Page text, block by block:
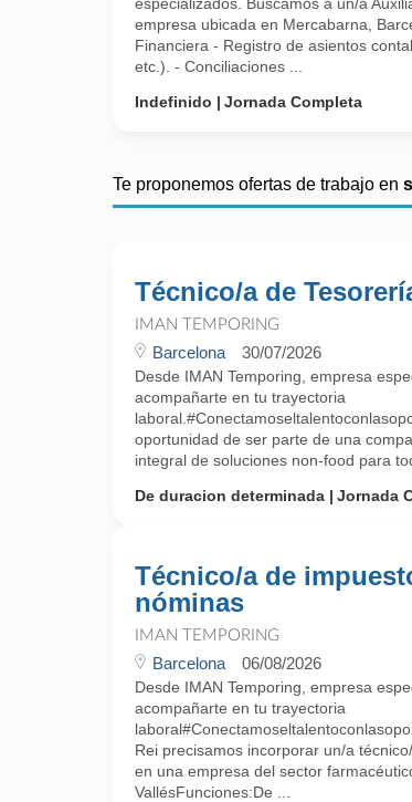
empresa ubicada en Mercabarna,
Financiera - Registro de asientos
etc.). - Conciliaciones ...
Indefinido
Jornada Completa
Te proponemos ofertas de trabajo en
Técnico/a de
IMAN TEMPORING
Barcelona 30/07/2026
Desde IMAN Temporing, empresa
acompañarte en tu trayectoria
oportunidad de ser parte de una
integral de soluciones non-food para
De duracion determinada
Jornada
Técnico/a de
nóminas
IMAN TEMPORING
Barcelona 06/08/2026
Desde IMAN Temporing, empresa
acompañarte en tu trayectoria
Rei precisamos incorporar un/a
en una empresa del sector
VallésFunciones:De ...